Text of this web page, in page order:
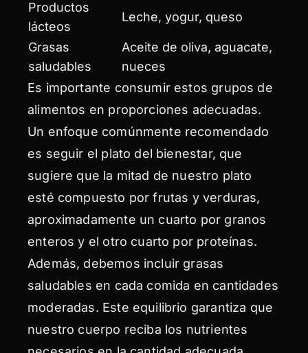
Productos
lácteos
Leche, yogur, queso
Grasas
saludables
Aceite de oliva, aguacate,
nueces
Es importante consumir estos grupos de
alimentos en proporciones adecuadas.
Un enfoque comúnmente recomendado
es seguir el plato del bienestar, que
sugiere que la mitad de nuestro plato
esté compuesto por frutas y verduras,
aproximadamente un cuarto por granos
enteros y el otro cuarto por proteínas.
Además, debemos incluir grasas
saludables en cada comida en cantidades
moderadas. Este equilibrio garantiza que
nuestro cuerpo reciba los nutrientes